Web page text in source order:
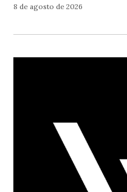
8 de agosto de 2026